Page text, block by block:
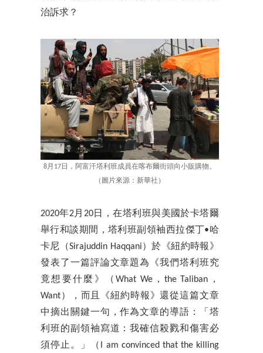
治訴求？
8月17日，阿富汗塔利班成員在喀布爾街頭向小販購物。
（圖片來源：新華社）
2020年2月20日，在塔利班與美國於卡塔爾
舉行和談期間，塔利班副領袖西拉傑丁•哈
卡尼（Sirajuddin Haqqani）於《紐約時報》
發表了一篇評論文章題為《我們塔利班究
竟想要什麼》（What We，the Taliban，
Want），而且《紐約時報》還從這篇文章
中摘出關鍵一句，作為文章的導語：「塔
利班的副領袖寫道：我確信殺戮和傷害必
須停止。」（I am convinced that the killing